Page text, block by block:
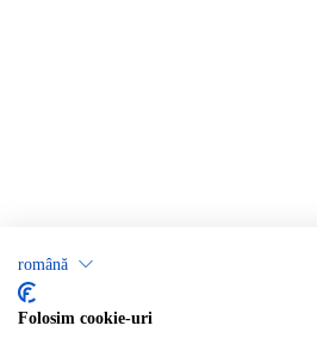
română
Folosim cookie-uri